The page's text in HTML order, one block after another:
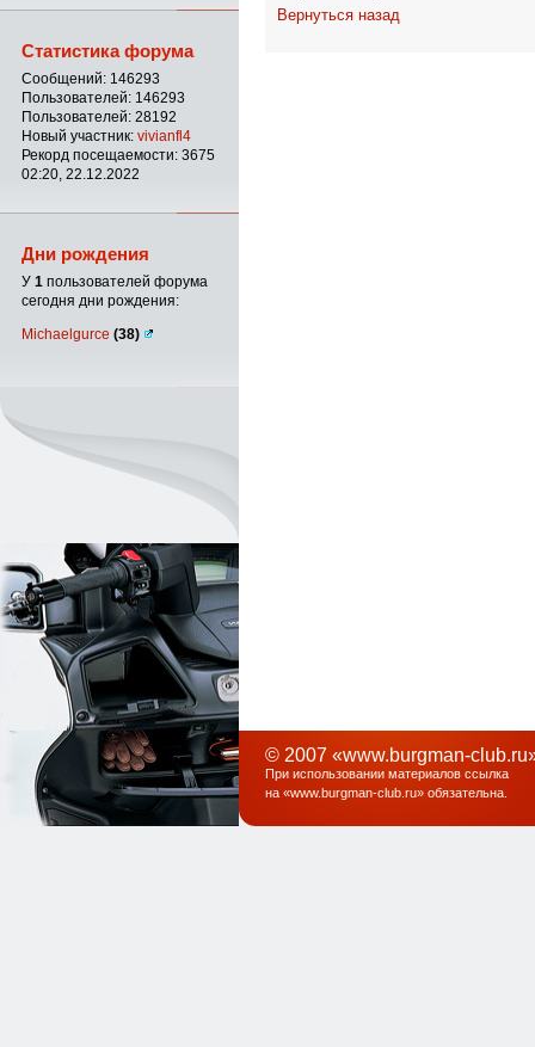
Вернуться назад
Статистика форума
Сообщений: 146293
Пользователей: 146293
Пользователей: 28192
Новый участник: vivianfl4
Рекорд посещаемости: 3675
02:20, 22.12.2022
Дни рождения
У 1 пользователей форума
сегодня дни рождения:
Michaelgurce (38)
© 2007 «www.burgman-
При использовании материалов ссылка
на «www.burgman-club.ru» обязательна